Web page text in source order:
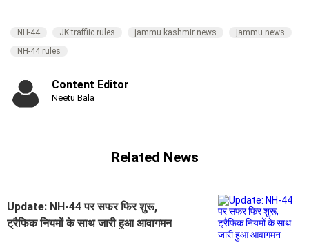
NH-44 JK traffiic rules jammu kashmir news
jammu news
NH-44 rules
Content Editor
Neetu Bala
Related News
Update: NH-44 पर सफर फिर शुरू,
ट्रैफिक नियमों के साथ जारी हुआ आवागमन